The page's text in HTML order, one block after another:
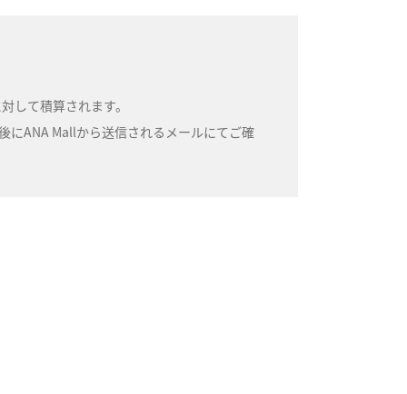
して積算されます。
にANA Mallから送信されるメールにてご確